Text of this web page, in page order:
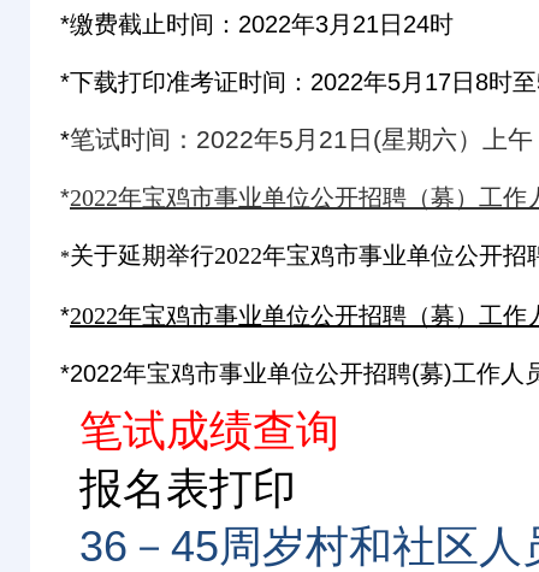
*缴费截止时间：2022年3月21日24时
*下载打印准考证时间：2022年5月17日8时
*笔试时间：2022年5月21日(星期六）上午
*2022年宝鸡市事业单位公开招聘（募）工
*关于延期举行2022年宝鸡市事业单位公开
*2022年宝鸡市事业单位公开招聘（募）工作
*2022年宝鸡市事业单位公开招聘(募)工作人
笔试成绩查询
报名表打印
36－45周岁村和社区人